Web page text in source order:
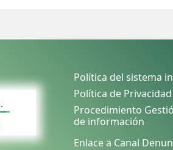
Política del sistema
Política de Privacidad
Procedimiento
de información
Enlace a Canal